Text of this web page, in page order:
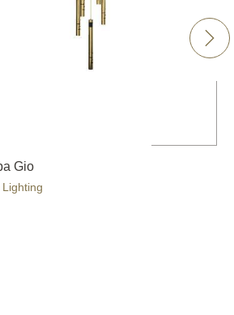
Gio